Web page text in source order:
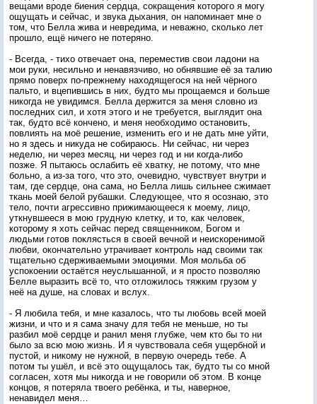
вещами вроде биения сердца, сокращения которого я могу
ощущать и сейчас, и звука дыхания, он напоминает мне о
том, что Белла жива и невредима, и неважно, сколько лет
прошло, ещё ничего не потеряно.
- Всегда, - тихо отвечает она, переместив свои ладони на
мои руки, несильно и ненавязчиво, но обнявшие её за талию
прямо поверх по-прежнему находящегося на ней чёрного
пальто, и вцепившись в них, будто мы прощаемся и больше
никогда не увидимся. Белла держится за меня словно из
последних сил, и хотя этого и не требуется, выглядит она
так, будто всё кончено, и меня необходимо остановить,
повлиять на моё решение, изменить его и не дать мне уйти,
но я здесь и никуда не собираюсь. Ни сейчас, ни через
неделю, ни через месяц, ни через год и ни когда-либо
позже. Я пытаюсь ослабить её хватку, не потому, что мне
больно, а из-за того, что это, очевидно, чувствует внутри и
там, где сердце, она сама, но Белла лишь сильнее сжимает
ткань моей белой рубашки. Следующее, что я осознаю, это
тело, почти агрессивно прижимающееся к моему, лицо,
уткнувшееся в мою грудную клетку, и то, как человек,
которому я хоть сейчас перед священником, Богом и
людьми готов поклясться в своей вечной и неискоренимой
любви, окончательно утрачивает контроль над своими так
тщательно сдерживаемыми эмоциями. Моя мольба об
успокоении остаётся неуслышанной, и я просто позволяю
Белле выразить всё то, что отложилось тяжким грузом у
неё на душе, на словах и вслух.
- Я любила тебя, и мне казалось, что ты любовь всей моей
жизни, и что и я сама значу для тебя не меньше, но ты
разбил моё сердце и ранил меня глубже, чем кто бы то ни
было за всю мою жизнь. И я чувствовала себя ущербной и
пустой, и никому не нужной, в первую очередь тебе. А
потом ты ушёл, и всё это ощущалось так, будто ты со мной
согласен, хотя мы никогда и не говорили об этом. В конце
концов, я потеряла твоего ребёнка, и ты, наверное,
ненавидел меня…